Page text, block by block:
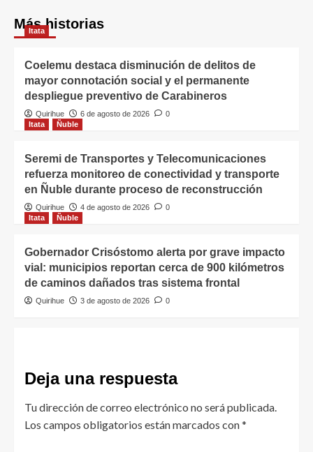
Más historias
Itata
Coelemu destaca disminución de delitos de
mayor connotación social y el permanente
despliegue preventivo de Carabineros
Quirihue 6 de agosto de 2026
0
Itata
Ñuble
Seremi de Transportes y Telecomunicaciones
refuerza monitoreo de conectividad y transporte
en Ñuble durante proceso de reconstrucción
Quirihue 4 de agosto de 2026
0
Itata
Ñuble
Gobernador Crisóstomo alerta por grave impacto
vial: municipios reportan cerca de 900 kilómetros
de caminos dañados tras sistema frontal
Quirihue 3 de agosto de 2026 0
Deja una respuesta
Tu dirección de correo electrónico no será publicada.
Los campos obligatorios están marcados con*